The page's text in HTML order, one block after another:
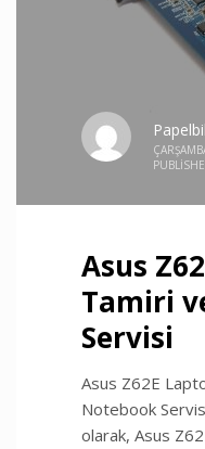
Asus
Tamiri
Servisi
Asus Z62E
Notebook
olarak, Asus